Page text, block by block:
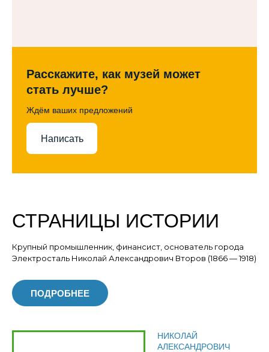
Расскажите, как музей может
стать лучше?
Ждём ваших предложений
Написать
СТРАНИЦЫ ИСТОРИИ
Крупный промышленник, финансист, основатель города
Электросталь Николай Александрович Второв (1866 — 1918)
ПОДРОБНЕЕ
НИКОЛАЙ
АЛЕКСАНДРОВИЧ